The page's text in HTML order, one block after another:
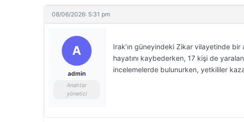
08/06/2026: 5:31 pm
A
admin
Anahtar
yönetici
Irak’ın güneyindeki Zikar vilayetinde
hayatını kaybederken, 17 kişi de
incelemelerde bulunurken, yetkililer